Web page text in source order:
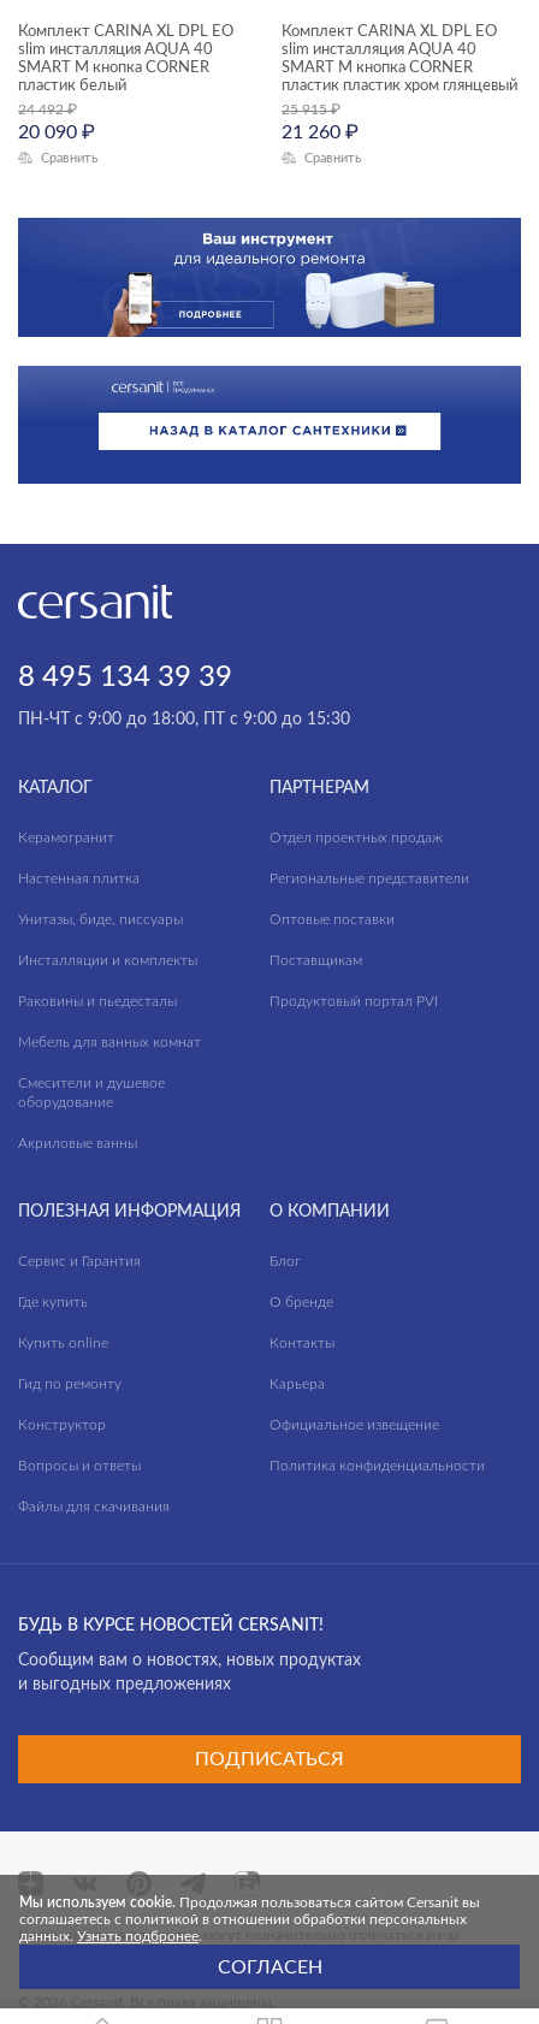
Комплект CARINA XL DPL EO
slim инсталляция AQUA 40
SMART M кнопка CORNER
пластик белый
24 492₽
20 090 ₽
Сравнить
Комплект CARINA XL DPL EO
slim инсталляция AQUA 40
SMART M кнопка CORNER
пластик пластик хром глянцевый
25 915₽
21 260 ₽
Сравнить
8 495 134 39 39
ПН-ЧТ с 9:00 до 18:00, ПТ с 9:00 до 15:30
КАТАЛОГ
Керамогранит
Настенная плитка
Унитазы, биде, писсуары
Инсталляции и комплекты
Раковины и пьедесталы
Мебель для ванных комнат
Смесители и душевое
оборудование
Акриловые ванны
ПАРТНЕРАМ
Отдел проектных продаж
Региональные представители
Оптовые поставки
Поставщикам
Продуктовый портал PVI
ПОЛЕЗНАЯ ИНФОРМАЦИЯ
Сервис и Гарантия
Где купить
Купить online
Гид по ремонту
Конструктор
Вопросы и ответы
Файлы для скачивания
О КОМПАНИИ
Блог
О бренде
Контакты
Карьера
Официальное извещение
Политика конфиденциальности
БУДЬ В КУРСЕ НОВОСТЕЙ CERSANIT!
Cообщим вам о новостях, новых продуктах
и выгодных предложениях
ПОДПИСАТЬСЯ
Цвет и текстура продуктов могут незначительно отличаться из-за
© 2026 Cersanit. Все права защищены.
Мы используем cookie. Продолжая пользоваться сайтом Cersanit вы
соглашаетесь с политикой в отношении обработки персональных
данных. Узнать подбронее
СОГЛАСЕН